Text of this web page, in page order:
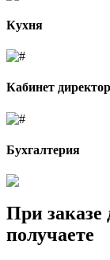
Кухня
Кабинет
Бухгалтерия
При заказе
получаете